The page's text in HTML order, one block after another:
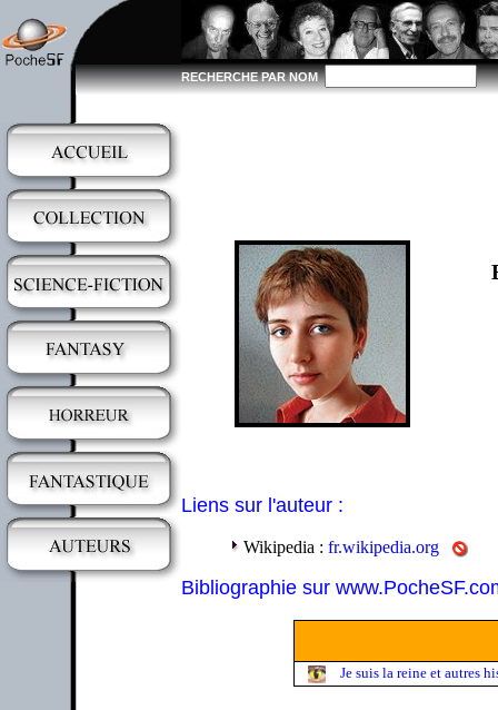
RECHERCHE PAR NOM
Liens sur l'auteur :
Wikipedia : fr.wikipedia.org
Bibliographie sur
Je suis la reine et autres